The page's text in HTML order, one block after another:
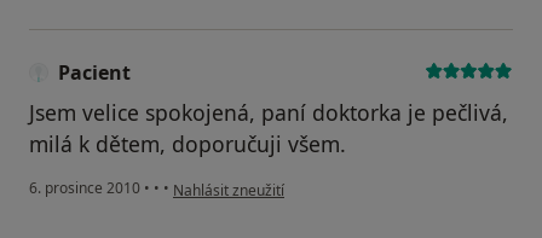
Pacient
Jsem velice spokojená, paní doktorka je pečlivá,
milá k dětem, doporučuji všem.
6. prosince 2010 • • • podle názoru uživatele Pacient
Nahlásit zneužití